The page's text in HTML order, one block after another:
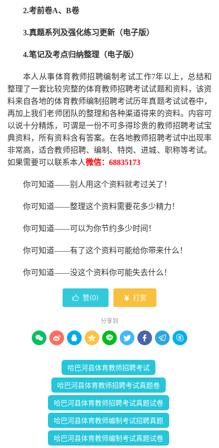
2.考前卷A、B卷
3.真题系列及强化练习更新（电子版）
4.笔记及考点归纳整理（电子版）
本人从事体育教师招聘编制考试工作7年以上，总结和
整理了一套比较完整的体育教师招聘考试试题和资料，该资
料来自各地的体育教师编制招聘考试历年真题考试试卷中，
再加上我们老师 团队的整理和各种渠道得来的资料。内容可
以说十分精炼，可谓是一份不可多得珍贵的教师招聘考试宝
典资料，所有资料含有答案。在各地教师招聘考试中出现率
非常高，适合教师招聘、编制、特岗、进城、职称等考试。
如果需要可以联系本人微信： 68835173
你可知道——别人用这个资料就考过关了！
你可知道——整理这个资料需要花多少精力 ！
你可知道——可以为你节约多少时间！
你可知道——有了这个资料可能给你带来什么！
你可知道——没这个资料你可能失去什么 ！
 赞(0)  打赏
分享到
        
哈巴河县体育教师招聘考试
哈巴河县体育教师招聘考试真题卷
哈巴河县体育教师招聘考试真题试卷
哈巴河县体育教师编制考试招聘真题
哈巴河县体育教师编制考试真题试卷